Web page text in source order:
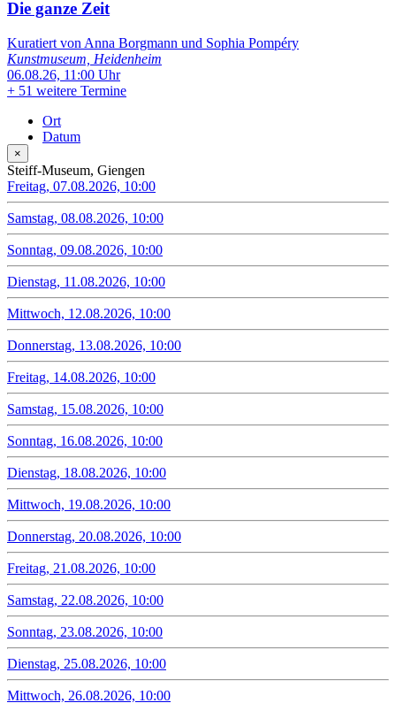
Die ganze Zeit
Kuratiert von Anna Borgmann und Sophia Pompéry
Kunstmuseum, Heidenheim
06.08.26, 11:00 Uhr
+ 51 weitere Termine
Ort
Datum
×
Steiff-Museum, Giengen
Freitag, 07.08.2026, 10:00
Samstag, 08.08.2026, 10:00
Sonntag, 09.08.2026, 10:00
Dienstag, 11.08.2026, 10:00
Mittwoch, 12.08.2026, 10:00
Donnerstag, 13.08.2026, 10:00
Freitag, 14.08.2026, 10:00
Samstag, 15.08.2026, 10:00
Sonntag, 16.08.2026, 10:00
Dienstag, 18.08.2026, 10:00
Mittwoch, 19.08.2026, 10:00
Donnerstag, 20.08.2026, 10:00
Freitag, 21.08.2026, 10:00
Samstag, 22.08.2026, 10:00
Sonntag, 23.08.2026, 10:00
Dienstag, 25.08.2026, 10:00
Mittwoch, 26.08.2026, 10:00